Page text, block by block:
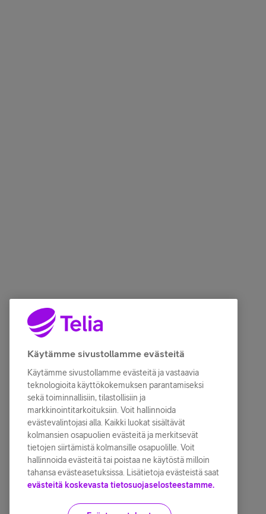
Käytämme sivustollamme evästeitä
Käytämme sivustollamme evästeitä ja vastaavia
teknologioita käyttökokemuksen parantamiseksi
sekä toiminnallisiin, tilastollisiin ja
markkinointitarkoituksiin. Voit hallinnoida
evästevalintojasi alla. Kaikki luokat sisältävät
kolmansien osapuolien evästeitä ja merkitsevät
tietojen siirtämistä kolmansille osapuolille. Voit
hallinnoida evästeitä tai poistaa ne käytöstä milloin
tahansa evästeasetuksissa. Lisätietoja evästeistä saat
evästeitä koskevasta tietosuojaselosteestamme.